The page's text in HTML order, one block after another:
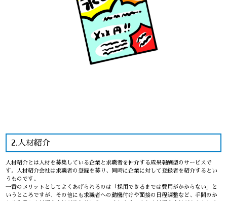
2.人材紹介
人材紹介とは人材を募集している企業と求職者を仲介する成果報酬型のサービスで
す。人材紹介会社は求職者の登録を募り、同時に企業に対して登録者を紹介するとい
うものです。
一番のメリットとしてよくあげられるのは「採用できるまでは費用がかからない」と
いうところですが、その他にも求職者への動機付けや面接の日程調整など、手間のか